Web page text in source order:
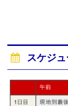
スケジュ